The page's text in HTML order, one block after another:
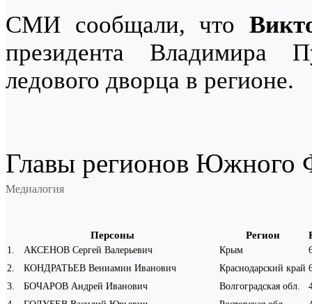
СМИ сообщали, что
президента Владимира
ледового дворца в регионе.
Главы регионов Южного
Медиалогия
Персоны Регион
1 АКСЕНОВ Сергей Валерьевич Крым
2
КОНДРАТЬЕВ Вениамин Иванович Краснодарский край
3
БОЧАРОВ Андрей Иванович Волгоградская обл.